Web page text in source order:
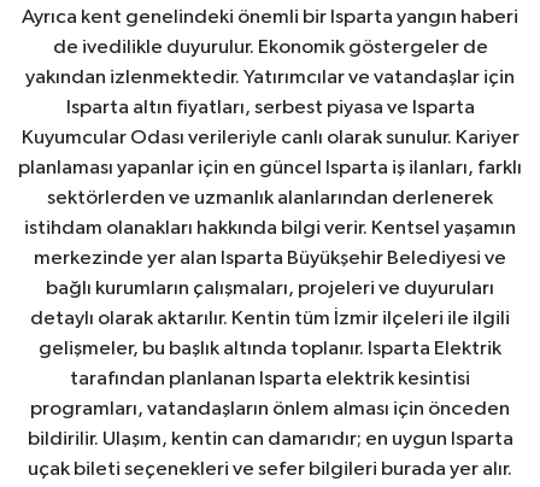
Ayrıca kent genelindeki önemli bir Isparta yangın haberi
de ivedilikle duyurulur. Ekonomik göstergeler de
yakından izlenmektedir. Yatırımcılar ve vatandaşlar için
Isparta altın fiyatları, serbest piyasa ve Isparta
Kuyumcular Odası verileriyle canlı olarak sunulur. Kariyer
planlaması yapanlar için en güncel Isparta iş ilanları, farklı
sektörlerden ve uzmanlık alanlarından derlenerek
istihdam olanakları hakkında bilgi verir. Kentsel yaşamın
merkezinde yer alan Isparta Büyükşehir Belediyesi ve
bağlı kurumların çalışmaları, projeleri ve duyuruları
detaylı olarak aktarılır. Kentin tüm İzmir ilçeleri ile ilgili
gelişmeler, bu başlık altında toplanır. Isparta Elektrik
tarafından planlanan Isparta elektrik kesintisi
programları, vatandaşların önlem alması için önceden
bildirilir. Ulaşım, kentin can damarıdır; en uygun Isparta
uçak bileti seçenekleri ve sefer bilgileri burada yer alır.